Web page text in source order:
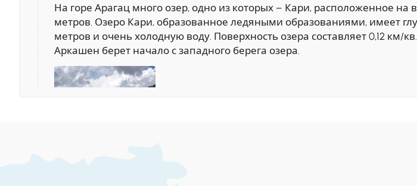
На горе Арагац много озер, одно из которых – Кари, расположенное на
метров. Озеро Кари, образованное ледяными образованиями, имеет
метров и очень холодную воду. Поверхность озера составляет 0,12 км/
Аркашен берет начало с западного берега озера.
Амберд, расположенный на высоте 2300 метров над уровнем моря, был